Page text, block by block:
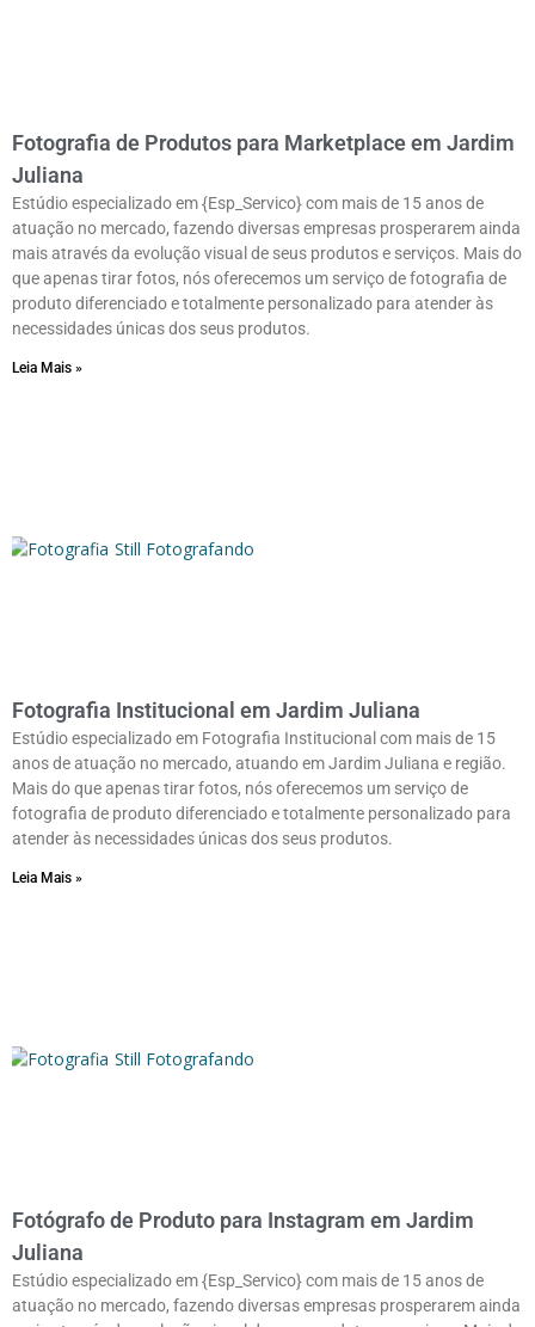
Fotografia de Produtos para Marketplace em Jardim
Juliana
Estúdio especializado em {Esp_Servico} com mais de 15 anos de
atuação no mercado, fazendo diversas empresas prosperarem ainda
mais através da evolução visual de seus produtos e serviços. Mais do
que apenas tirar fotos, nós oferecemos um serviço de fotografia de
produto diferenciado e totalmente personalizado para atender às
necessidades únicas dos seus produtos.
Leia Mais »
Fotografia Institucional em Jardim Juliana
Estúdio especializado em Fotografia Institucional com mais de 15
anos de atuação no mercado, atuando em Jardim Juliana e região.
Mais do que apenas tirar fotos, nós oferecemos um serviço de
fotografia de produto diferenciado e totalmente personalizado para
atender às necessidades únicas dos seus produtos.
Leia Mais »
Fotógrafo de Produto para Instagram em Jardim
Juliana
Estúdio especializado em {Esp_Servico} com mais de 15 anos de
atuação no mercado, fazendo diversas empresas prosperarem ainda